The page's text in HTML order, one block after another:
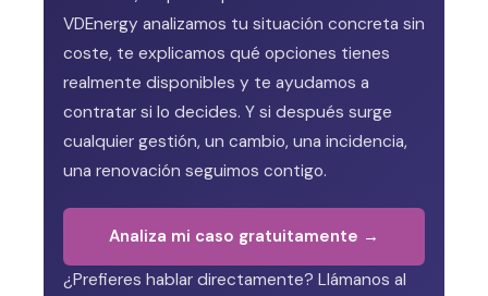
VDEnergy analizamos tu situación concreta sin
coste, te explicamos qué opciones tienes
realmente disponibles y te ayudamos a
contratar si lo decides. Y si después surge
cualquier gestión, un cambio, una incidencia,
una renovación seguimos contigo.
Analiza mi caso gratuitamente →
¿Prefieres hablar directamente? Llámanos al